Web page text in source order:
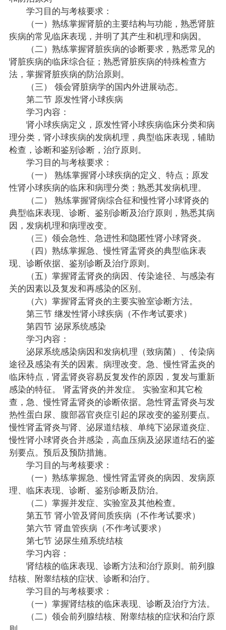
学习目的与考核要求：
（一）熟练掌握肾脏的主要结构与功能，熟悉肾脏
疾病的常见临床表现，并明了其产生和机理和病因。
（二）熟练掌握肾脏疾病的诊断要求，熟悉常见的
肾脏疾病的临床综合征；熟悉肾脏疾病的特殊检查方
法，掌握肾脏疾病的防治原则。
（三） 领会肾脏病学的国内外进展动态。
第二节 原发性肾小球疾病
学习内容：
肾小球疾病定义，原发性肾小球疾病临床分类和病
理分类，肾小球疾病的发病机理，典型临床表现，辅助
检查，诊断和鉴别诊断，治疗原则。
学习目的与考核要求：
（一） 熟练掌握肾小球疾病的定义、特点；原发
性肾小球疾病的临床和病理分类；熟悉其发病机理。
（二） 熟练掌握肾病综合征和慢性肾小球肾炎的
典型临床表现、诊断、鉴别诊断及治疗原则，熟悉其病
因，发病机理和病理改变。
（三）领会急性、急进性和隐匿性肾小球肾炎。
（四）熟练掌握急、慢性肾盂肾炎的典型临床表
现、诊断依据、鉴别诊断及治疗原则。
（五）掌握肾盂肾炎的病因、传染途径、与感染有
关的因素以及复发和再感染的区别。
（六）掌握肾盂肾炎的主要实验室诊断方法。
第三节 继发性肾小球疾病（不作考试要求）
第四节 泌尿系统感染
学习内容：
泌尿系统感染病因和发病机理（致病菌）、传染病
途径及感染有关的因素。病理改变。急、慢性肾盂炎的
临床特点，肾盂肾炎容易反复发作的原因，复发与重新
感染的特征。 肾盂肾炎的并发症。 实验室和其它检
查，急、慢性肾盂肾炎的诊断依据。急性肾盂肾炎与发
热性蛋白尿、腹部器官炎症引起的尿改变的鉴别要点。
慢性肾盂肾炎与肾、泌尿道结核、单纯下泌尿道炎症、
慢性肾小球肾炎合并感染，高血压病及泌尿道结石的鉴
别要点。预后及预防措施。
学习目的与考核要求：
（一）熟练掌握急、慢性肾盂肾炎的病因、发病原
理、临床表现、诊断、鉴别诊断及防治。
（二）掌握并发症、实验室及其他检查。
第五节 肾小管及肾间质疾病（不作考试要求）
第六节 肾血管疾病（不作考试要求）
第七节 泌尿生殖系统结核
学习内容：
肾结核的临床表现、诊断方法和治疗原则。前列腺
结核、附睾结核的症状、诊断和治疗。
学习目的与考核要求：
（一）掌握肾结核的临床表现、诊断及治疗方法。
（二）领会前列腺结核、附睾结核的症状和治疗原